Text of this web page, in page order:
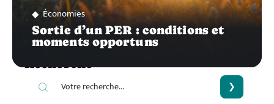
Économies
Sortie d’un PER : conditions et
moments opportuns
Recherche